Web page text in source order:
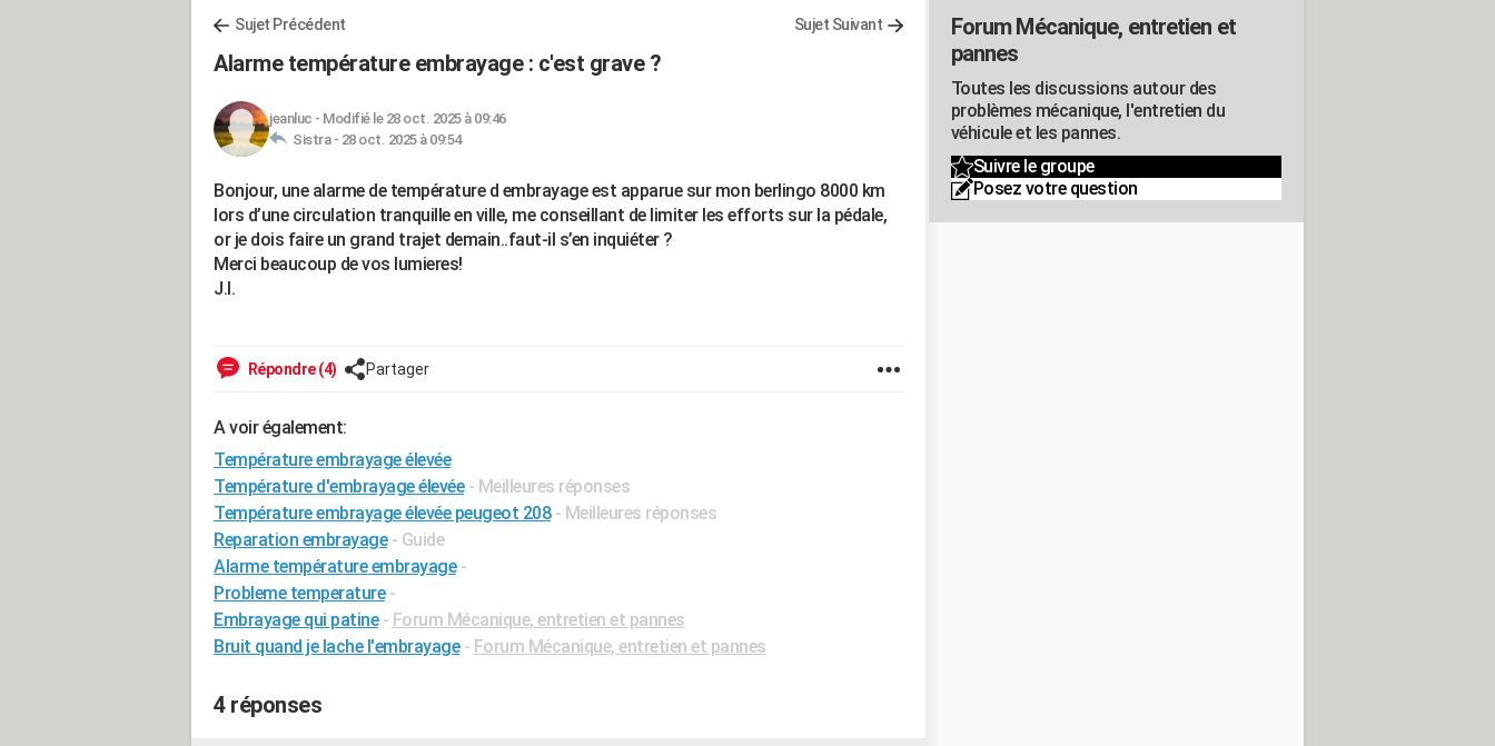
Sujet Précédent Sujet Suivant
Alarme température embrayage : c'est grave ?
jeanluc - Modifié le 28 oct. 2025 à 09:46
Sistra - 28 oct. 2025 à 09:54
Bonjour, une alarme de température d embrayage est apparue sur mon berlingo 8000 km
lors d’une circulation tranquille en ville, me conseillant de limiter les efforts sur la pédale,
or je dois faire un grand trajet demain..faut-il s’en inquiéter ?
Merci beaucoup de vos lumieres!
J.l.
Répondre (4) Partager
A voir également:
Température embrayage élevée
Température d'embrayage élevée - Meilleures réponses
Température embrayage élevée peugeot 208 - Meilleures réponses
Reparation embrayage - Guide
Alarme température embrayage -
Probleme temperature -
Embrayage qui patine - Forum Mécanique, entretien et pannes
Bruit quand je lache l'embrayage - Forum Mécanique, entretien et pannes
4 réponses
Forum Mécanique, entretien et
pannes
Toutes les discussions autour des
problèmes mécanique, l'entretien du
véhicule et les pannes.
Suivre le groupe
Posez votre question